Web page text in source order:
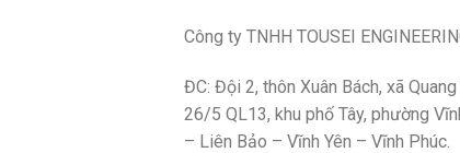
Công ty TNHH TOUSEI
ĐC: Đội 2, thôn Xuân Bách, xã
26/5 QL13, khu phố Tây, phường
– Liên Bảo – Vĩnh Yên – Vĩnh Phúc.